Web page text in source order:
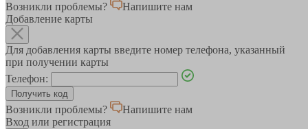
Возникли проблемы?
Напишите нам
Добавление карты
Для добавления карты введите номер телефона, указанный
при получении карты
Телефон:
Возникли проблемы?
Напишите нам
Вход или регистрация